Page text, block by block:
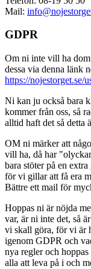
Mail:
GDPR
Om ni inte vill ha
dessa via denna länk
https://nojestorget.se/
Ni kan ju också bara
kommer från oss, så
alltid haft det så detta
OM ni märker att
vill ha, då har
bara stöter på en
för vi gillar att få era
Bättre ett mail för
Hoppas ni är nöjda
var, är ni inte det, så
vi skall göra, för vi är
igenom GDPR och
nya regler och
alla att leva på i och